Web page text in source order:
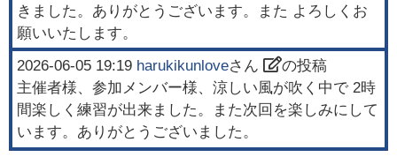
きました。ありがとうございます。また よろしくお
願いいたします。
2026-06-05 19:19 harukikunloveさん
の投稿
主催者様、参加メンバー様、涼しい風が吹く中で 2時
間楽しく練習が出来ました。また次回を楽しみにして
います。ありがとうございました。